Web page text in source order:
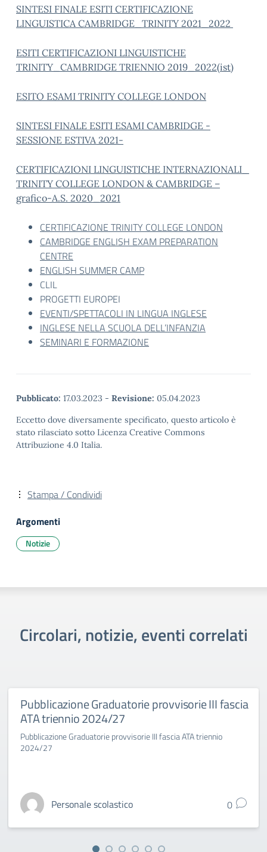
SINTESI FINALE ESITI CERTIFICAZIONE
LINGUISTICA CAMBRIDGE_TRINITY 2021_2022
ESITI CERTIFICAZIONI LINGUISTICHE
TRINITY_CAMBRIDGE TRIENNIO 2019_2022(ist)
ESITO ESAMI TRINITY COLLEGE LONDON
SINTESI FINALE ESITI ESAMI CAMBRIDGE -
SESSIONE ESTIVA 2021-
CERTIFICAZIONI LINGUISTICHE INTERNAZIONALI_
TRINITY COLLEGE LONDON & CAMBRIDGE –
grafico-A.S. 2020_2021
CERTIFICAZIONE TRINITY COLLEGE LONDON
CAMBRIDGE ENGLISH EXAM PREPARATION
CENTRE
ENGLISH SUMMER CAMP
CLIL
PROGETTI EUROPEI
EVENTI/SPETTACOLI IN LINGUA INGLESE
INGLESE NELLA SCUOLA DELL’INFANZIA
SEMINARI E FORMAZIONE
Pubblicato: 17.03.2023 - Revisione: 05.04.2023
Eccetto dove diversamente specificato, questo articolo è
stato rilasciato sotto Licenza Creative Commons
Attribuzione 4.0 Italia.
Stampa / Condividi
Argomenti
Notizie
Circolari, notizie, eventi correlati
Pubblicazione Graduatorie provvisorie III fascia
ATA triennio 2024/27
Pubblicazione Graduatorie provvisorie III fascia ATA triennio
2024/27
Personale scolastico 0